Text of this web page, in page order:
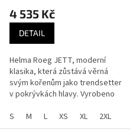
4 535 Kč
DETAIL
Helma Roeg JETT, moderní
klasika, která zůstává věrná
svým kořenům jako trendsetter
v pokrývkách hlavy. Vyrobeno
otevřený design bez
kompromisů ve...
S M L XS XL 2XL